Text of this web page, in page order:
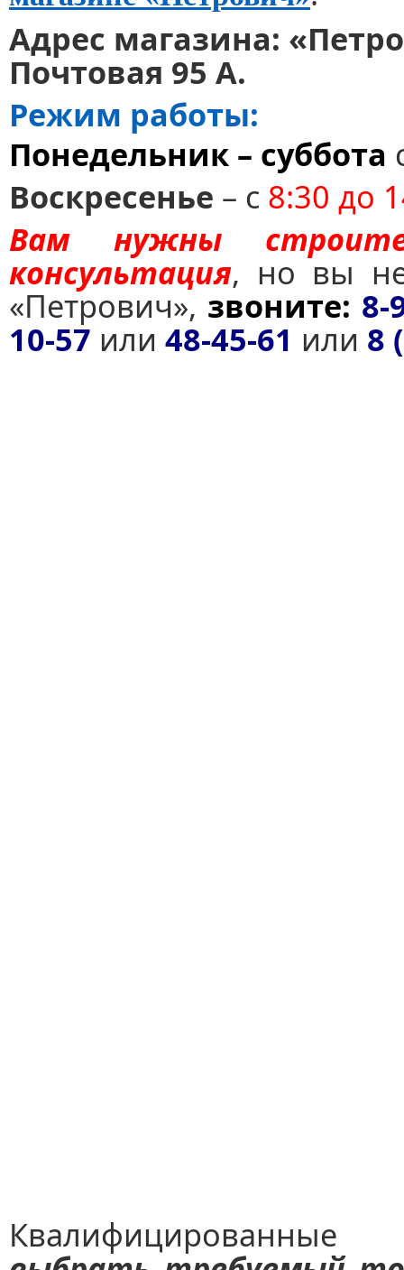
Адрес магазина:
Почтовая 95 А.
Режим работы:
Понедельник – суббота
Воскресенье – с 8:30 до
Вам нужны
консультация, но вы не
«Петрович», звоните: 8-
10-57 или 48-45-61 или 8